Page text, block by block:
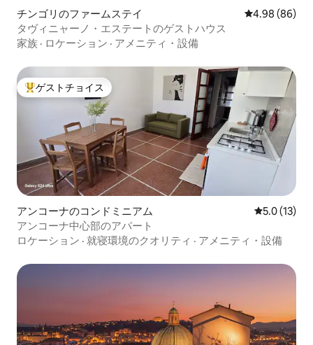
チンゴリのファームステイ レビュー86件
4.98 (86)
タヴィニャーノ・エステートのゲストハウス
家族 · ロケーション · アメニティ・設備
大好評のゲストチョイスです。
ゲストチョイス
アンコーナのコンドミニアム レビュー13
5.0 (13)
アンコーナ中心部のアパート
ロケーション · 就寝環境のクオリティ · アメニティ・設備